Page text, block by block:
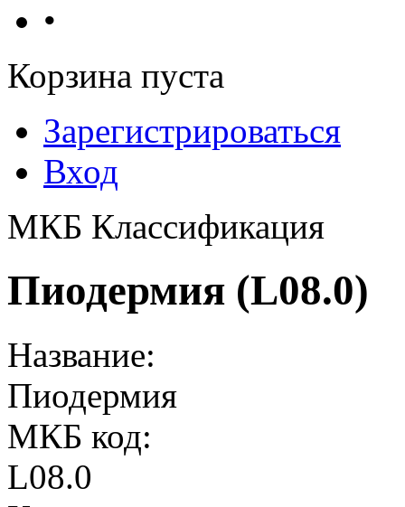
•
Корзина пуста
Зарегистрироваться
Вход
МКБ Классификация
Пиодермия (L08.0)
Название:
Пиодермия
МКБ код:
L08.0